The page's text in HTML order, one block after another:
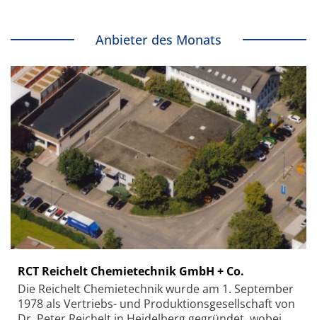
Anbieter des Monats
RCT Reichelt Chemietechnik GmbH + Co.
Die Reichelt Chemietechnik wurde am 1. September
1978 als Vertriebs- und Produktionsgesellschaft von